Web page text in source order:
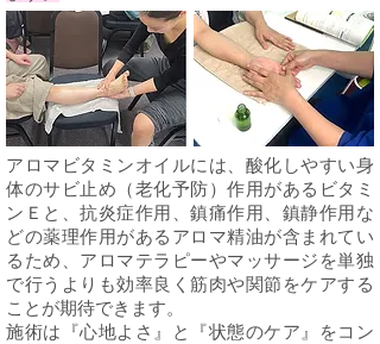
アロマビタミンオイルには、酸化しやすい身
体のサビ止め（老化予防）作用があるビタミ
ンＥと、抗炎症作用、鎮痛作用、鎮静作用な
どの薬理作用があるアロマ精油が含まれてい
るため、アロマテラピーやマッサージを単独
で行うよりも効率良く筋肉や関節をケアする
ことが期待できます。
施術は『心地よさ』と『状態のケア』をコン